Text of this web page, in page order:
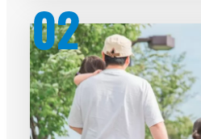
ら
に
詳
し
く